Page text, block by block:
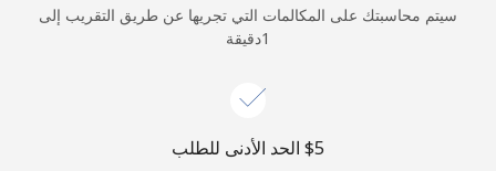
سيتم محاسبتك على المكالمات التي تجريها عن طريق التقريب إلى
1دقيقة